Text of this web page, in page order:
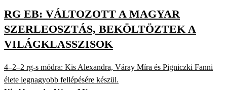
RG EB: VÁLTOZOTT A MAGYAR
SZERLEOSZTÁS, BEKÖLTÖZTEK A
VILÁGKLASSZISOK
4–2–2 rg-s módra: Kis Alexandra, Váray Míra és Pigniczki Fanni
élete legnagyobb fellépésére készül.